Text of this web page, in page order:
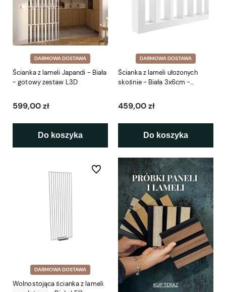
DARMOWA DOSTAWA
Ścianka z lameli Japandi - Biała
- gotowy zestaw L3D
599,00 zł
Do koszyka
DARMOWA DOSTAWA
Ścianka z lameli ułożonych
skośnie - Biała 3x6cm -
459,00 zł
Do koszyka
DARMOWA DOSTAWA
Wolnostojąca ścianka z lameli
Do ulubionych